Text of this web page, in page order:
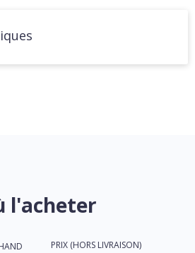
l'acheter
PRIX (HORS LIVRAISON)